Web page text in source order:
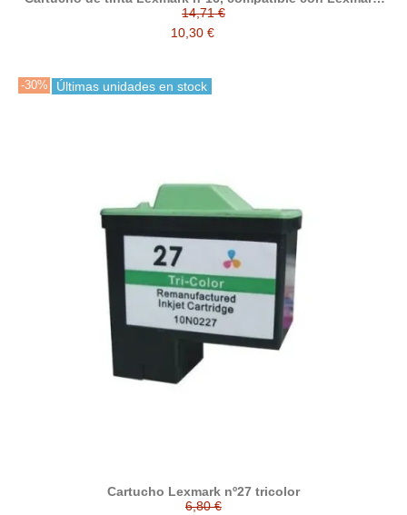
negro
14,71 €
10,30 €
-30% Últimas unidades en stock
Cartucho Lexmark nº27 tricolor
6,80 €